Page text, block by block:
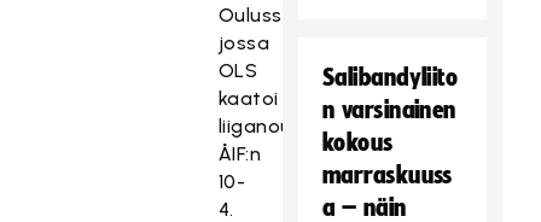
Oulussa,
jossa
OLS
kaatoi
liiganousija
ÅIF:n
10-
4.
Salibandyliito
n varsinainen
kokous
marraskuuss
a – näin